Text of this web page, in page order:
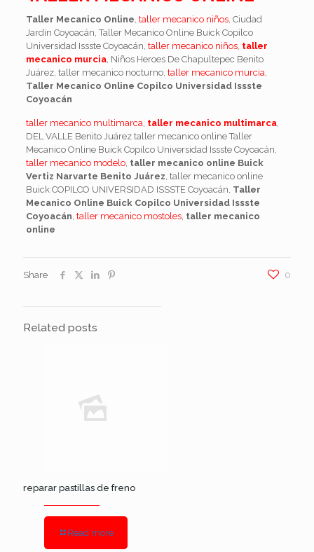
Taller Mecanico Online, taller mecanico niños, Ciudad
Jardin Coyoacán, Taller Mecanico Online Buick Copilco
Universidad Issste Coyoacán, taller mecanico niños, taller
mecanico murcia, Niños Heroes De Chapultepec Benito
Juárez, taller mecanico nocturno, taller mecanico murcia,
Taller Mecanico Online Copilco Universidad Issste
Coyoacán
taller mecanico multimarca, taller mecanico multimarca,
DEL VALLE Benito Juárez taller mecanico online Taller
Mecanico Online Buick Copilco Universidad Issste Coyoacán,
taller mecanico modelo, taller mecanico online Buick
Vertiz Narvarte Benito Juárez, taller mecanico online
Buick COPILCO UNIVERSIDAD ISSSTE Coyoacán, Taller
Mecanico Online Buick Copilco Universidad Issste
Coyoacán, taller mecanico mostoles, taller mecanico
online
Share 0
Related posts
reparar pastillas de freno
Read more